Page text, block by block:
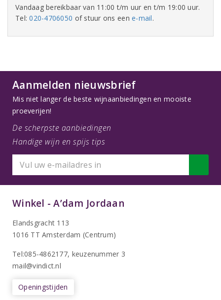
Vandaag bereikbaar van 11:00 t/m uur en t/m 19:00 uur.
Tel:020-4706050 of stuur ons eene-mail.
Aanmelden nieuwsbrief
Mis niet langer de beste wijnaanbiedingen en mooiste
proeverijen!
De scherpste aanbiedingen
Handige wijn en spijs tips
Winkel - A’dam Jordaan
Elandsgracht 113
1016 TT Amsterdam (Centrum)
Tel:085-4862177, keuzenummer 3
mail@vindict.nl
Openingstijden